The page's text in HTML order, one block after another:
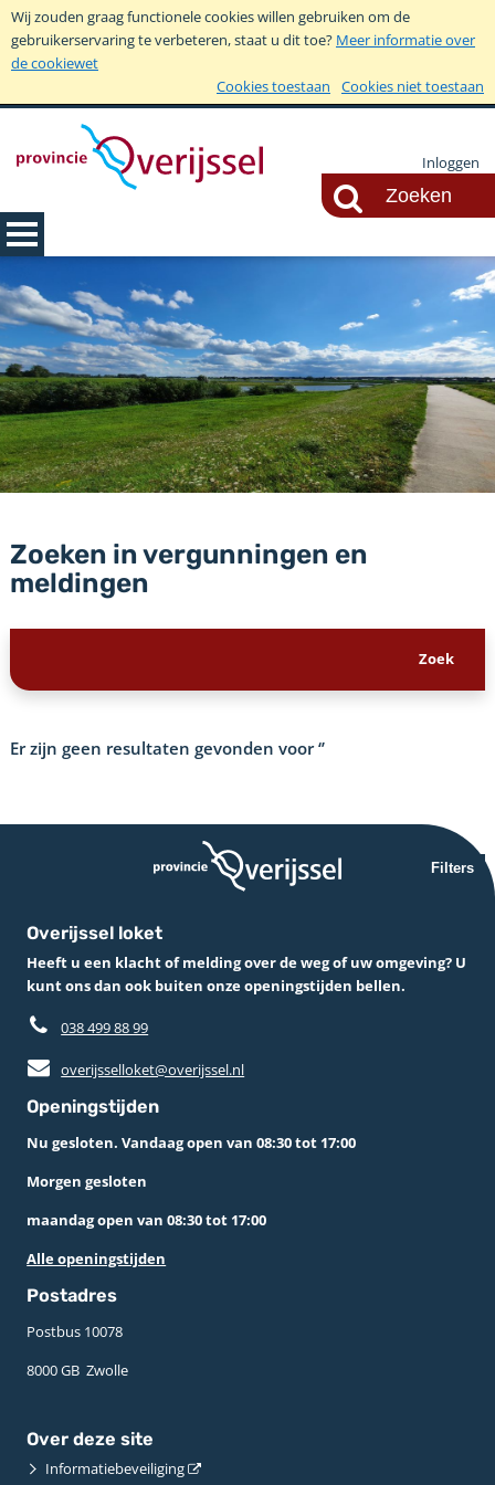
Wij zouden graag functionele cookies willen gebruiken om de
gebruikerservaring te verbeteren, staat u dit toe? Meer informatie over
de cookiewet
Cookies toestaan
Cookies niet toestaan
Inloggen
Zoeken in vergunningen en
meldingen
Er zijn geen resultaten gevonden voor‘’
Filters
Overijssel loket
Heeft u een klacht of melding over de weg of uw omgeving? U
kunt ons dan ook buiten onze openingstijden bellen.
038 499 88 99
overijsselloket@overijssel.nl
Openingstijden
Nu gesloten. Vandaag open van 08:30 tot 17:00
Morgen gesloten
maandag open van 08:30 tot 17:00
Alle openingstijden
Postadres
Postbus 10078 ­
8000 GB ­ Zwolle
Over deze site
Informatiebeveiliging